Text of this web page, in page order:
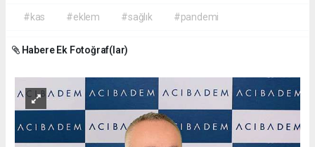
#kas #eklem #sağlık #pandemi
Habere Ek Fotoğraf(lar)